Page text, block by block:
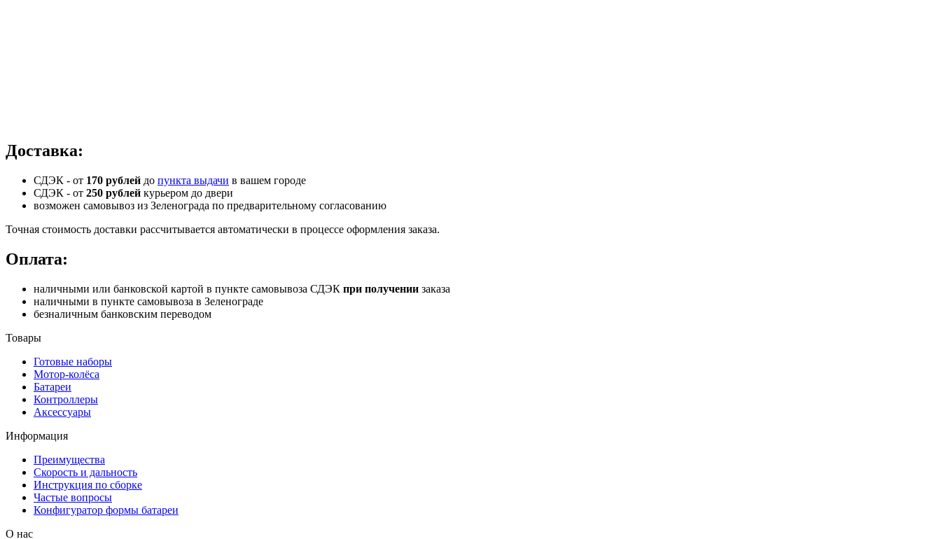
Доставка:
СДЭК - от 170 рублей до пункта выдачи в вашем городе
СДЭК - от 250 рублей курьером до двери
возможен самовывоз из Зеленограда по предварительному согласованию
Точная стоимость доставки рассчитывается автоматически в процессе оформления заказа.
Оплата:
наличными или банковской картой в пункте самовывоза СДЭК при получении заказа
наличными в пункте самовывоза в Зеленограде
безналичным банковским переводом
Товары
Готовые наборы
Мотор-колёса
Батареи
Контроллеры
Аксессуары
Информация
Преимущества
Скорость и дальность
Инструкция по сборке
Частые вопросы
Конфигуратор формы батареи
О нас